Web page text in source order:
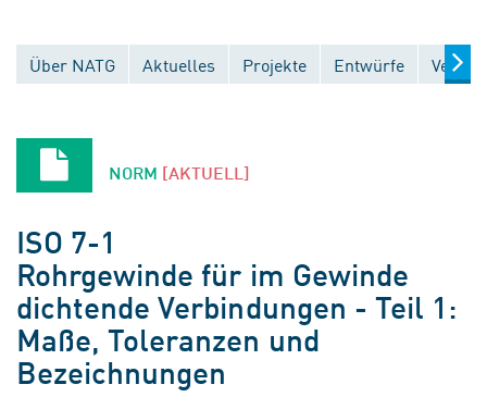
Über NATG Aktuelles Projekte Entwürfe
NORM [AKTUELL]
ISO 7-1
Rohrgewinde für im Gewinde
dichtende Verbindungen - Teil 1:
Maße, Toleranzen und
Bezeichnungen